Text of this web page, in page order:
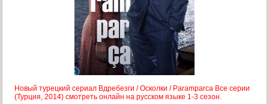
Новый турецкий сериал Вдребезги / Осколки / Paramparca Все серии
(Турция, 2014) смотреть онлайн на русском языке 1-3 сезон.